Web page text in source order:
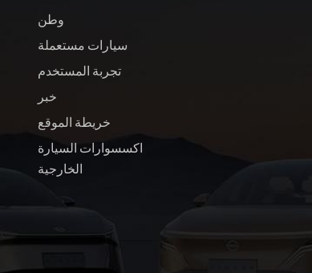
وطن
سيارات مستعملة
تجربة المستخدم
خبر
خريطة الموقع
اكسسوارات السيارة
الخارجية